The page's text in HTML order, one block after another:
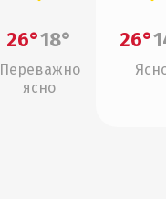
26°18°
Переважно
ясно
26°